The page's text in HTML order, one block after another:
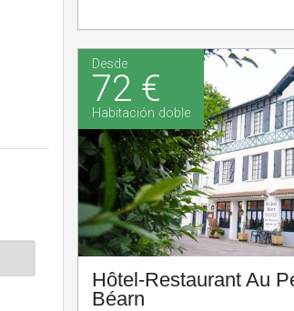
Desde
72 €
Habitación doble
Hôtel-Restaurant Au
Béarn